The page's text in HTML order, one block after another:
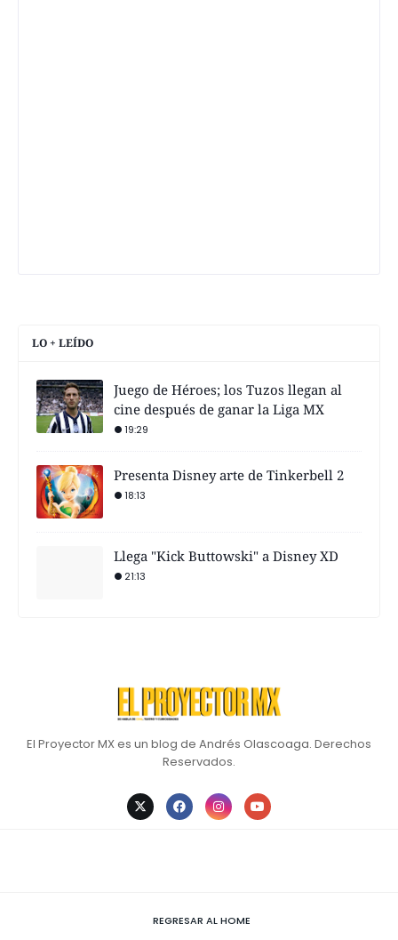
LO + LEÍDO
Juego de Héroes; los Tuzos llegan al
cine después de ganar la Liga MX
19:29
Presenta Disney arte de Tinkerbell 2
18:13
Llega "Kick Buttowski" a Disney XD
21:13
El Proyector MX es un blog de Andrés Olascoaga. Derechos
Reservados.
REGRESAR AL HOME